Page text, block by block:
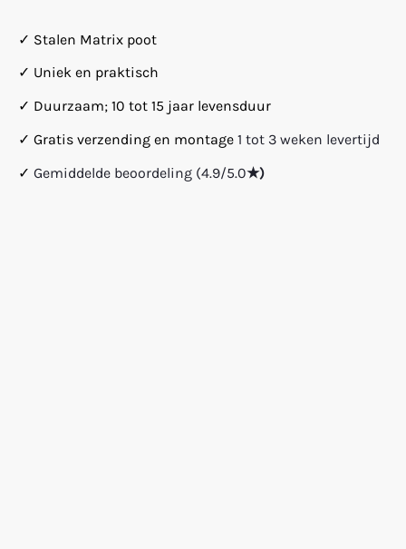
✓ Stalen Matrix poot
✓ Uniek en praktisch
✓ Duurzaam; 10 tot 15 jaar levensduur
✓ Gratis verzending en montage 1 tot 3 weken levertijd
✓ Gemiddelde beoordeling (4.9/5.0★)